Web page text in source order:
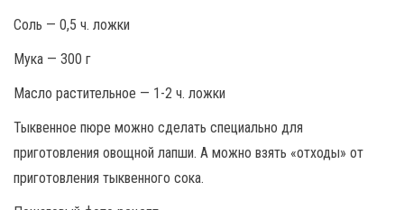
Соль — 0,5 ч. ложки
Мука — 300 г
Масло растительное — 1-2 ч. ложки
Тыквенное пюре можно сделать специально для
приготовления овощной лапши. А можно взять «отходы» от
приготовления тыквенного сока.